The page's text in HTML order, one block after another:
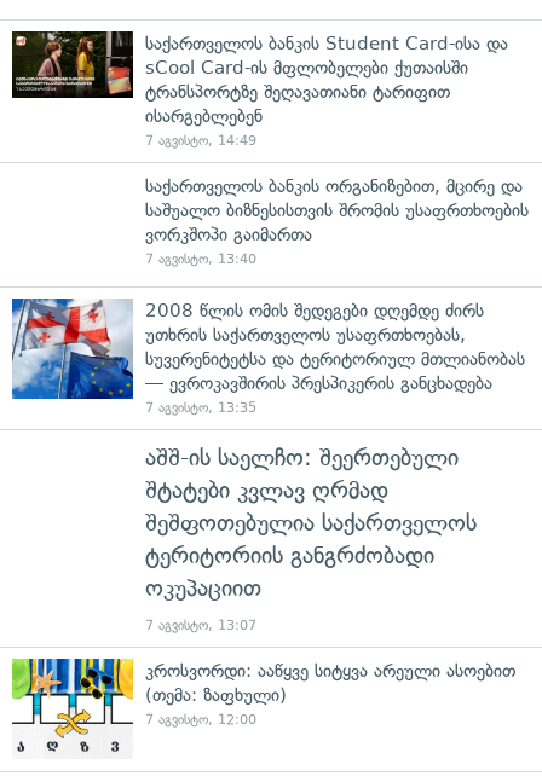
საქართველოს ბანკის Student Card-ისა და
sCool Card-ის მფლობელები ქუთაისში
ტრანსპორტზე შეღავათიანი ტარიფით
ისარგებლებენ
7 აგვისტო, 14:49
საქართველოს ბანკის ორგანიზებით, მცირე და
საშუალო ბიზნესისთვის შრომის უსაფრთხოების
ვორკშოპი გაიმართა
7 აგვისტო, 13:40
2008 წლის ომის შედეგები დღემდე ძირს
უთხრის საქართველოს უსაფრთხოებას,
სუვერენიტეტსა და ტერიტორიულ მთლიანობას
— ევროკავშირის პრესპიკერის განცხადება
7 აგვისტო, 13:35
აშშ-ის საელჩო: შეერთებული
შტატები კვლავ ღრმად
შეშფოთებულია საქართველოს
ტერიტორიის განგრძობადი
ოკუპაციით
7 აგვისტო, 13:07
კროსვორდი: ააწყვე სიტყვა არეული ასოებით
(თემა: ზაფხული)
7 აგვისტო, 12:00